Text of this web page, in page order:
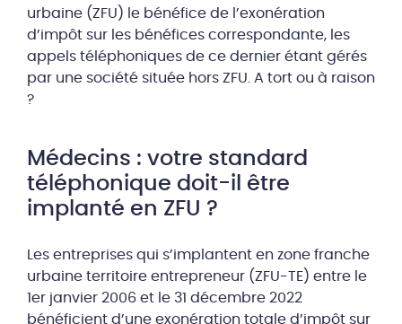
urbaine (ZFU) le bénéfice de l’exonération
d’impôt sur les bénéfices correspondante, les
appels téléphoniques de ce dernier étant gérés
par une société située hors ZFU. A tort ou à raison
?
Médecins : votre standard
téléphonique doit-il être
implanté en ZFU ?
Les entreprises qui s’implantent en zone franche
urbaine territoire entrepreneur (ZFU-TE) entre le
1er janvier 2006 et le 31 décembre 2022
bénéficient d’une exonération totale d’impôt sur